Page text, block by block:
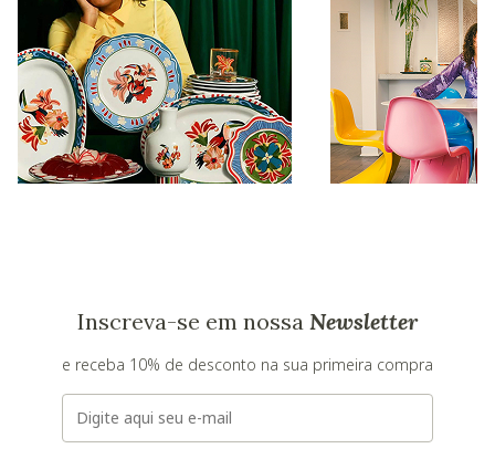
Inscreva-se em nossa Newsletter
e receba 10% de desconto na sua primeira compra
E-mail